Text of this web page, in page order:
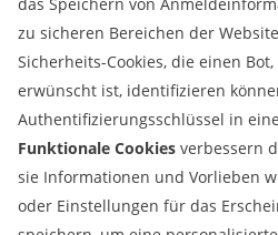
zu sicheren Bereichen der
Sicherheits-Cookies, die einen
erwünscht ist, identifizieren
Authentifizierungsschlüssel in
Funktionale Cookies verbessern
sie Informationen und Vorlieben
oder Einstellungen für das